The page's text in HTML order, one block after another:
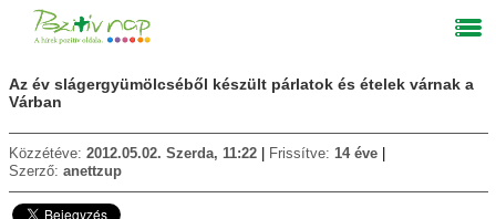
Az év slágergyümölcséből készült párlatok és ételek várnak a
Várban
Közzétéve: 2012.05.02. Szerda, 11:22 Frissítve: 14 éve
Szerző: anettzup